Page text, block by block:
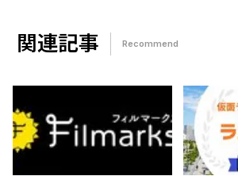
関連記事 Recommend